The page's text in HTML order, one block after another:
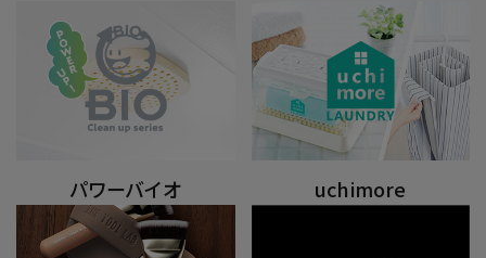
パワーバイオ uchimore